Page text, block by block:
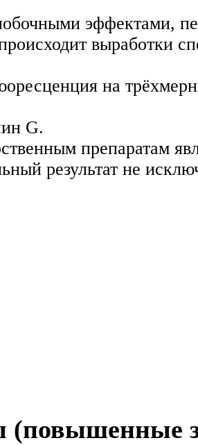
эффектами,
выработки
на
G.
препаратам
результат не
(повышенные